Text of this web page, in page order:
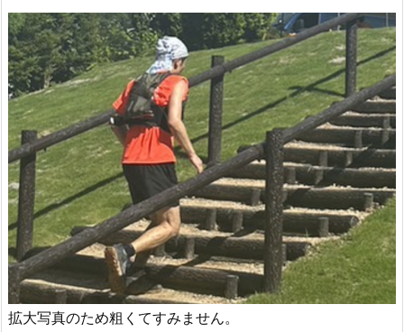
拡大写真のため粗くてすみません。